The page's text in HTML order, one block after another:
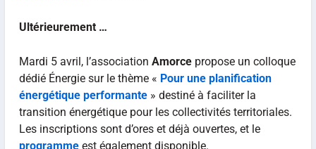
Ultérieurement …
Mardi 5 avril, l’association Amorcepropose un colloque
dédié Énergie sur le thème « Pour une planification
énergétique performante» destiné à faciliter la
transition énergétique pour les collectivités territoriales.
Les inscriptions sont d’ores et déjà ouvertes, et le
programme est également disponible.